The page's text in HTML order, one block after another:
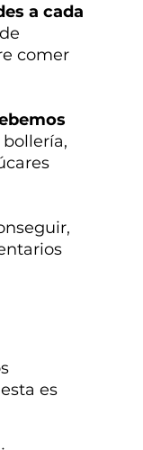
a cada
comer
bollería,
es